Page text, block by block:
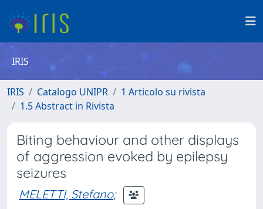
IRIS
IRIS Catalogo UNIPR
1 Articolo su rivista
1.5 Abstract in Rivista
Biting behaviour and other displays
of aggression evoked by epilepsy
seizures
MELETTI, Stefano;